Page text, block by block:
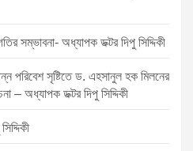
সম্ভাবনা- অধ্যাপক ডক্টর দিপু সিদ্দিকী
পরিবেশ সৃষ্টিতে ড. এহসানুল হক মিলনের
– অধ্যাপক ডক্টর দিপু সিদ্দিকী